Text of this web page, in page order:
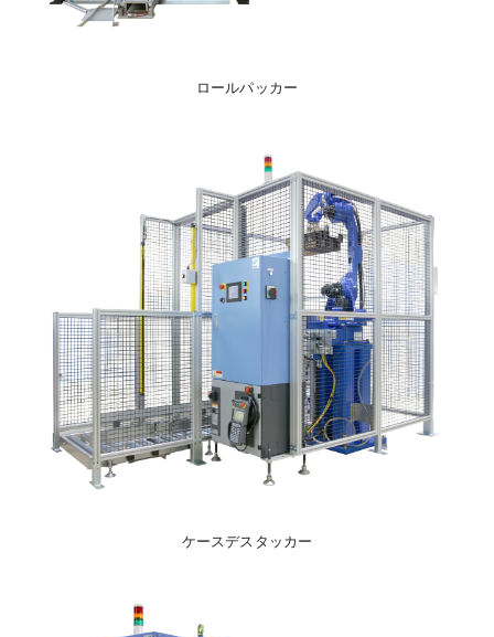
ロールパッカー
ケースデスタッカー